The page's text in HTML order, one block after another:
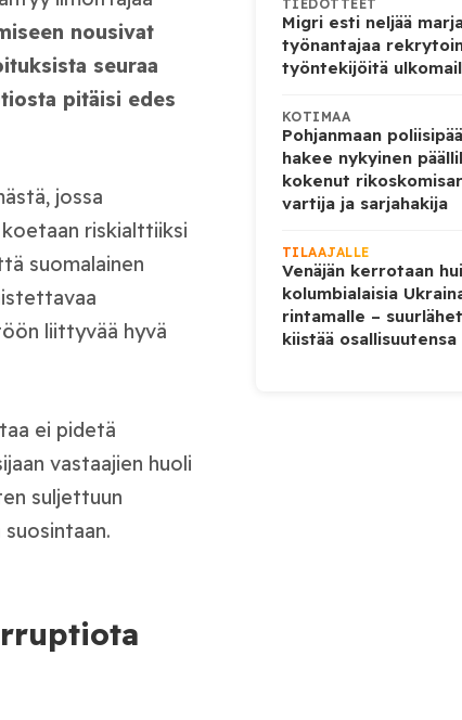
nousivat
seuraa
pitäisi edes
jossa
riskialttiiksi
suomalainen
liittyvää hyvä
ei pidetä
vastaajien huoli
suljettuun
TIEDOTTEET
Migri esti neljää
työnantajaa
työntekijöitä
KOTIMAA
Pohjanmaan
hakee nykyinen
kokenut
vartija ja sarjahakija
TILAAJALLE
Venäjän kerrotaan
kolumbialaisia
rintamalle –
kiistää osallisuutensa